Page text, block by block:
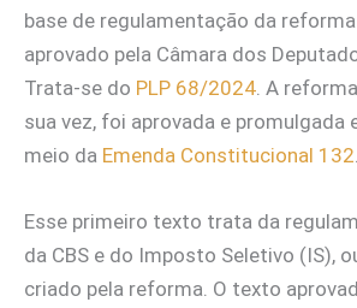
base de regulamentação da
aprovado pela Câmara dos
Trata-se do PLP 68/2024 . A
sua vez, foi aprovada e promulgada
meio da Emenda Constitucional 132
Esse primeiro texto trata da
da CBS e do Imposto Seletivo (IS),
criado pela reforma. O texto